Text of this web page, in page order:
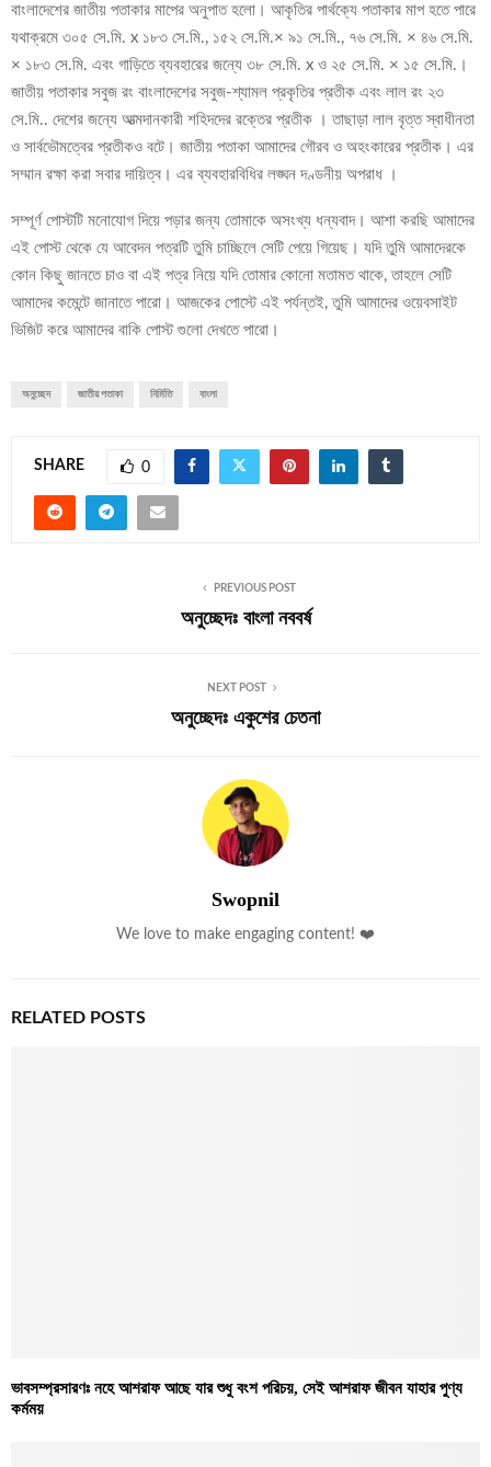
বাংলাদেশের জাতীয় পতাকার মাপের অনুপাত হলো। আকৃতির পার্থক্যে পতাকার মাপ হতে পারে
যথাক্রমে ৩০৫ সে.মি. x ১৮৩ সে.মি., ১৫২ সে.মি.× ৯১ সে.মি., ৭৬ সে.মি. × ৪৬ সে.মি.
× ১৮৩ সে.মি. এবং গাড়িতে ব্যবহারের জন্যে ৩৮ সে.মি. x ও ২৫ সে.মি. × ১৫ সে.মি.।
জাতীয় পতাকার সবুজ রং বাংলাদেশের সবুজ-শ্যামল প্রকৃতির প্রতীক এবং লাল রং ২৩
সে.মি.. দেশের জন্যে আত্মদানকারী শহিদদের রক্তের প্রতীক । তাছাড়া লাল বৃত্ত স্বাধীনতা
ও সার্বভৌমত্বের প্রতীকও বটে। জাতীয় পতাকা আমাদের গৌরব ও অহংকারের প্রতীক। এর
সম্মান রক্ষা করা সবার দায়িত্ব। এর ব্যবহারবিধির লঙ্ঘন দণ্ডনীয় অপরাধ ।
সম্পূর্ণ পোস্টটি মনোযোগ দিয়ে পড়ার জন্য তোমাকে অসংখ্য ধন্যবাদ। আশা করছি আমাদের
এই পোস্ট থেকে যে আবেদন পত্রটি তুমি চাচ্ছিলে সেটি পেয়ে গিয়েছ। যদি তুমি আমাদেরকে
কোন কিছু জানতে চাও বা এই পত্র নিয়ে যদি তোমার কোনো মতামত থাকে, তাহলে সেটি
আমাদের কমেন্টে জানাতে পারো। আজকের পোস্টে এই পর্যন্তই, তুমি আমাদের ওয়েবসাইট
ভিজিট করে আমাদের বাকি পোস্ট গুলো দেখতে পারো।
অনুচ্ছেদ জাতীয় পতাকা নির্মিতি বাংলা
SHARE 0
PREVIOUS POST
অনুচ্ছেদঃ বাংলা নববর্ষ
NEXT POST
অনুচ্ছেদঃ একুশের চেতনা
Swopnil
We love to make engaging content! ❤️
RELATED POSTS
ভাবসম্প্রসারণঃ নহে আশরাফ আছে যার শুধু বংশ পরিচয়, সেই আশরাফ জীবন যাহার পুণ্য
কর্মময়